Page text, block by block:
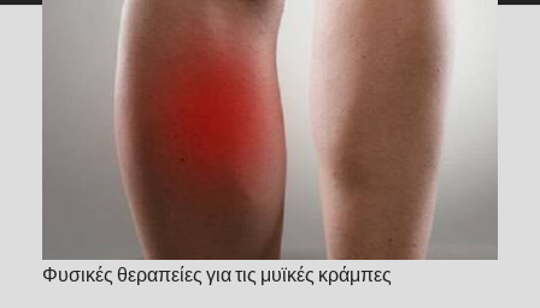
Φυσικές θεραπείες για τις μυϊκές κράμπες